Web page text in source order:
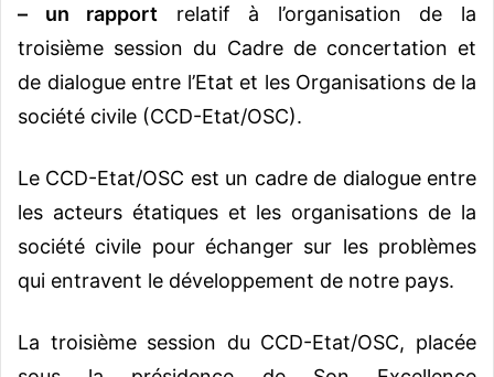
– un rapport relatif à l’organisation de la
troisième session du Cadre de concertation et
de dialogue entre l’Etat et les Organisations de la
société civile (CCD-Etat/OSC).
Le CCD-Etat/OSC est un cadre de dialogue entre
les acteurs étatiques et les organisations de la
société civile pour échanger sur les problèmes
qui entravent le développement de notre pays.
La troisième session du CCD-Etat/OSC, placée